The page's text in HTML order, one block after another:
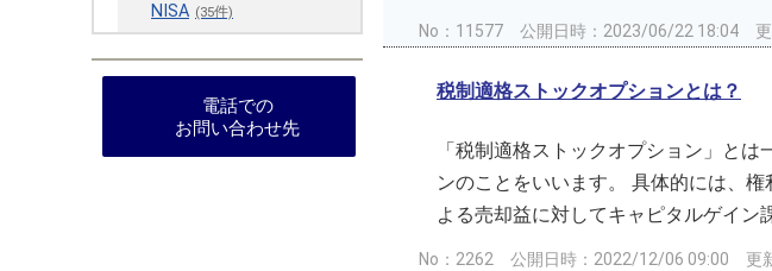
NISA (35件)
電話での
お問い合わせ先
No：11577 公開日時：2023/06/22 18:04
税制適格ストックオプションとは？
「税制適格ストックオプション」と
ンのことをいいます。 具体的には、
よる売却益に対してキャピタルゲイン
No：2262 公開日時：2022/12/06 09:00 更